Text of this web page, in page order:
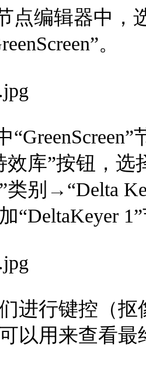
点编辑器中，
。
效库”按钮，选
类别→“Delta
“DeltaKeyer
进行键控（
以用来查看